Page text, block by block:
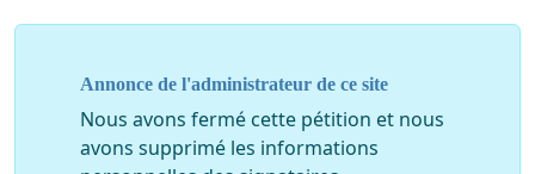
cotisations sociales.
Il est impensable qu’un pays membre de l’UE traite ses propres citoyens
Annonce de l'administrateur de ce site
Nous avons fermé cette pétition et nous
avons supprimé les informations